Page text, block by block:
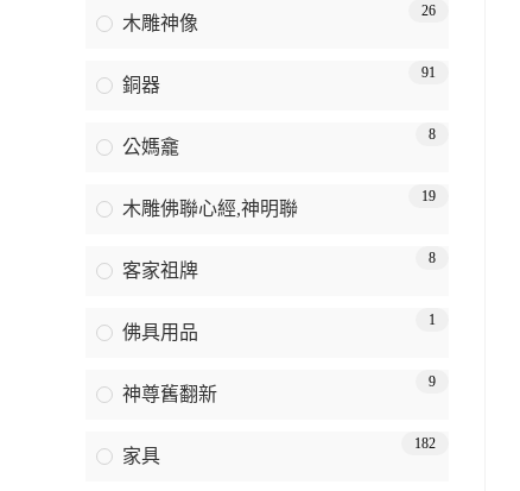
木雕神像
26
銅器
91
公媽龕
8
木雕佛聯心經,神明聯
19
客家祖牌
8
佛具用品
1
神尊舊翻新
9
家具
182